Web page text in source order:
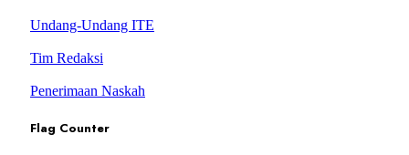
Undang-Undang ITE
Tim Redaksi
Penerimaan Naskah
Flag Counter